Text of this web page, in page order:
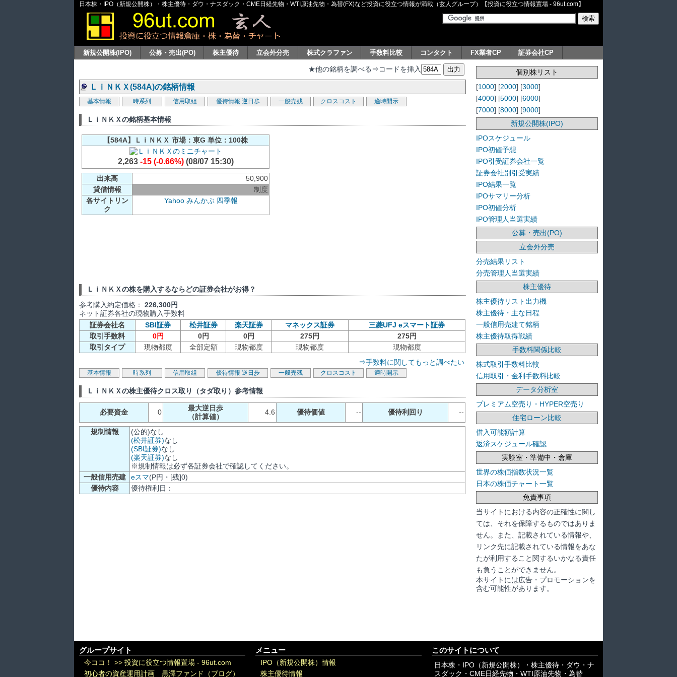
日本株・IPO（新規公開株）・株主優待・ダウ・ナスダック・CME日経先物・WTI原油先物・為替(FX)など投資に役立つ情報が満載（玄人グループ）【投資に役立つ情報置場 - 96ut.com】
新規公開株(IPO) 公募・売出(PO) 株主優待 立会外分売 株式クラファン 手数料比較 コンタクト FX業者CP 証券会社CP
★他の銘柄を調べる⇒コードを挿入
ＬｉＮＫＸ(584A)の銘柄情報
基本情報 時系列 信用取組 優待情報 逆日歩 一般売残 クロスコスト 適時開示
ＬｉＮＫＸの銘柄基本情報
【584A】ＬｉＮＫＸ 市場：東G 単位：100株
2,263 -15 (-0.66%)(08/07 15:30)
出来高
50,900
貸借情報
制度
各サイトリン
ク
Yahoo みんかぶ 四季報
ＬｉＮＫＸの株を購入するならどの証券会社がお得？
参考購入約定価格： 226,300円
ネット証券各社の現物購入手数料
証券会社名
SBI証券 松井証券 楽天証券 マネックス証券
三菱UFJ eスマート証券
取引手数料
0円 0円 0円 275円
275円
取引タイプ
現物都度 全部定額 現物都度 現物都度
現物都度
⇒手数料に関してもっと調べたい
基本情報 時系列 信用取組 優待情報 逆日歩 一般売残 クロスコスト 適時開示
ＬｉＮＫＸの株主優待クロス取り（タダ取り）参考情報
必要資金 0
最大逆日歩
（計算値）
4.6 優待価値 -- 優待利回り --
規制情報
(公的)なし
(松井証券)なし
(SBI証券)なし
(楽天証券)なし
※規制情報は必ず各証券会社で確認してください。
一般信用売建
eスマ(P円・[残]0)
優待内容
優待権利日：
個別株リスト
[1000] [2000] [3000]
[4000] [5000] [6000]
[7000] [8000] [9000]
新規公開株(IPO)
IPOスケジュール
IPO初値予想
IPO引受証券会社一覧
証券会社別引受実績
IPO結果一覧
IPOサマリー分析
IPO初値分析
IPO管理人当選実績
公募・売出(PO)
立会外分売
分売結果リスト
分売管理人当選実績
株主優待
株主優待リスト出力機
株主優待・主な日程
一般信用売建て銘柄
株主優待取得戦績
手数料関係比較
株式取引手数料比較
信用取引・金利手数料比較
データ分析室
プレミアム空売り・HYPER空売り
住宅ローン比較
借入可能額計算
返済スケジュール確認
実験室・準備中・倉庫
世界の株価指数状況一覧
日本の株価チャート一覧
免責事項
当サイトにおける内容の正確性に関し
ては、それを保障するものではありま
せん。また、記載されている情報や、
リンク先に記載されている情報をあな
たが利用すること関するいかなる責任
も負うことができません。
本サイトには広告・プロモーションを
含む可能性があります。
グループサイト
今ココ！ >> 投資に役立つ情報置場 - 96ut.com
初心者の資産運用計画 黒澤ファンド（ブログ）
メニュー
IPO（新規公開株）情報
株主優待情報
このサイトについて
日本株・IPO（新規公開株）・株主優待・ダウ・ナ
スダック・CME日経先物・WTI原油先物・為替